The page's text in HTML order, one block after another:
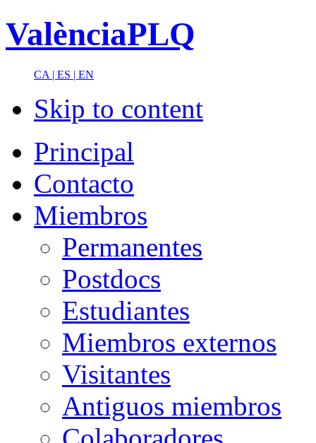
ValènciaPLQ
CA | ES | EN
Skip to content
Principal
Contacto
Miembros
Permanentes
Postdocs
Estudiantes
Miembros externos
Visitantes
Antiguos miembros